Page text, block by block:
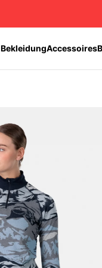
BekleidungAccessoires